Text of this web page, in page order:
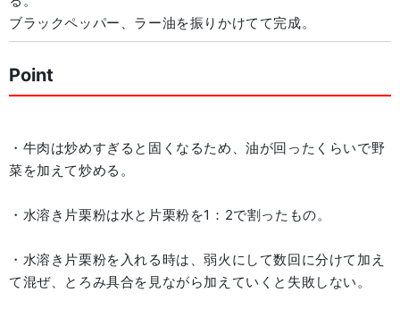
ブラックペッパー、ラー油を振りかけてて完成。
Point
・牛肉は炒めすぎると固くなるため、油が回ったくらいで野
菜を加えて炒める。
・水溶き片栗粉は水と片栗粉を1：2で割ったもの。
・水溶き片栗粉を入れる時は、弱火にして数回に分けて加え
て混ぜ、とろみ具合を見ながら加えていくと失敗しない。